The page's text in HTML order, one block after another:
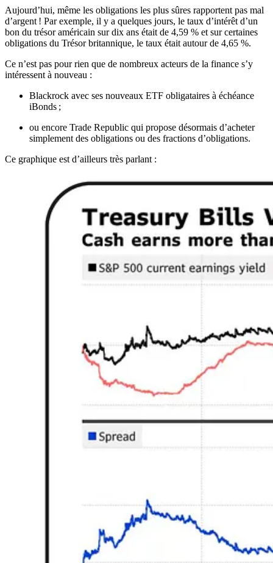
Aujourd’hui, même les obligations les plus sûres rapportent pas mal
d’argent ! Par exemple, il y a quelques jours, le taux d’intérêt d’un
bon du trésor américain sur dix ans était de 4,59 % et sur certaines
obligations du Trésor britannique, le taux était autour de 4,65 %.
Ce n’est pas pour rien que de nombreux acteurs de la finance s’y
intéressent à nouveau :
Blackrock avec ses nouveaux ETF obligataires à échéance
iBonds ;
ou encore Trade Republic qui propose désormais d’acheter
simplement des obligations ou des fractions d’obligations.
Ce graphique est d’ailleurs très parlant :